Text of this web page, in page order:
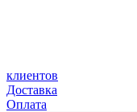
клиентов
Доставка
Оплата